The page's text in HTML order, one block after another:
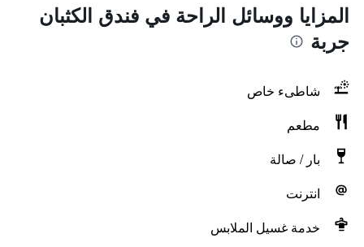
المزايا ووسائل الراحة في فندق الكثبان
جربة
شاطىء خاص
مطعم
بار / صالة
انترنت
خدمة غسيل الملابس